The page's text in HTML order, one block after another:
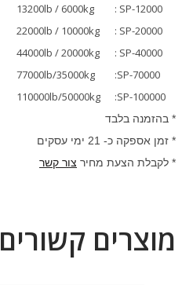
: SP-12000
13200lb / 6000kg
: SP-20000
22000lb / 10000kg
: SP-40000
44000lb / 20000kg
:SP-70000
77000lb/35000kg
:SP-100000
110000lb/50000kg
* בהזמנה בלבד
* זמן אספקה כ- 21 ימי עסקים
* לקבלת הצעת מחיר צור קשר
מוצרים קשורים